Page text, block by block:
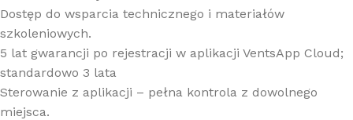
Dostęp do wsparcia technicznego i materiałów
szkoleniowych.
5 lat gwarancji po rejestracji w aplikacji VentsApp Cloud;
standardowo 3 lata
Sterowanie z aplikacji – pełna kontrola z dowolnego
miejsca.